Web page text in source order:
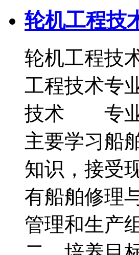
轮机工程技
轮机工程技
工程技术专
技术 专业
主要学习船
知识，接受
有船舶修理
管理和生产